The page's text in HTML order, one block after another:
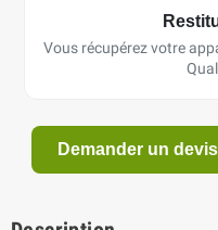
Vous récupérez votre
Demander un